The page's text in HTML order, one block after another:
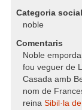
Categoria
noble
Comentaris
Noble
fou veguer de
Casada amb
nom de
reina Sibil·la